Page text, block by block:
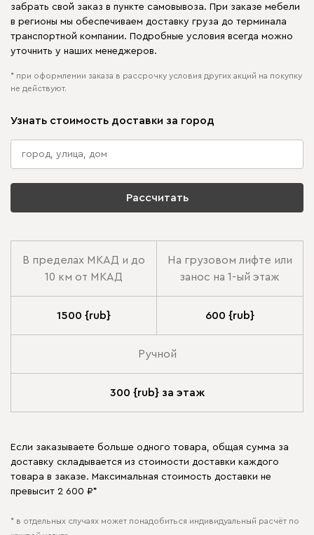
забрать свой заказ в пункте самовывоза. При заказе мебели
в регионы мы обеспечиваем доставку груза до терминала
транспортной компании. Подробные условия всегда можно
уточнить у наших менеджеров.
* при оформлении заказа в рассрочку условия других акций на покупку
не действуют.
Узнать стоимость доставки за город
Рассчитать
В пределах МКАД и до
10 км от МКАД
На грузовом лифте или
занос на 1-ый этаж
1500 {rub} 600 {rub}
Ручной
300 {rub} за этаж
Если заказываете больше одного товара, общая сумма за
доставку складывается из стоимости доставки каждого
товара в заказе. Максимальная стоимость доставки не
превысит 2 600 ₽*
* в отдельных случаях может понадобиться индивидуальный расчёт по